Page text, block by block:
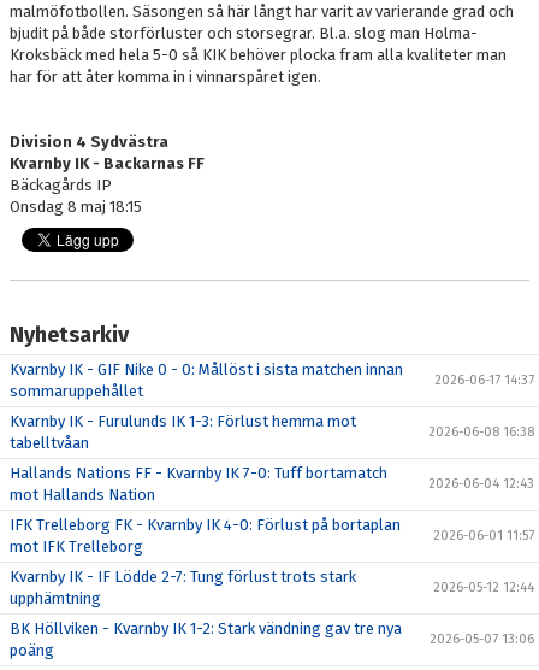
malmöfotbollen. Säsongen så här långt har varit av varierande grad och
bjudit på både storförluster och storsegrar. Bl.a. slog man Holma-
Kroksbäck med hela 5-0 så KIK behöver plocka fram alla kvaliteter man
har för att åter komma in i vinnarspåret igen.
Division 4 Sydvästra
Kvarnby IK - Backarnas FF
Bäckagårds IP
Onsdag 8 maj 18:15
Nyhetsarkiv
Kvarnby IK - GIF Nike 0 - 0: Mållöst i sista matchen innan
sommaruppehållet
2026-06-17 14:37
Kvarnby IK - Furulunds IK 1-3: Förlust hemma mot
tabelltvåan
2026-06-08 16:38
Hallands Nations FF - Kvarnby IK 7-0: Tuff bortamatch
mot Hallands Nation
2026-06-04 12:43
IFK Trelleborg FK - Kvarnby IK 4-0: Förlust på bortaplan
mot IFK Trelleborg
2026-06-01 11:57
Kvarnby IK - IF Lödde 2-7: Tung förlust trots stark
upphämtning
2026-05-12 12:44
BK Höllviken - Kvarnby IK 1-2: Stark vändning gav tre nya
poäng
2026-05-07 13:06